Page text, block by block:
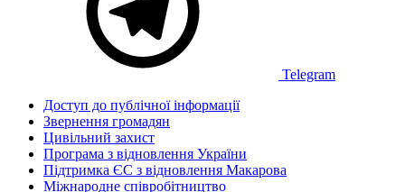
Telegram
Доступ до публічної інформації
Звернення громадян
Цивільний захист
Програма з відновлення України
Підтримка ЄС з відновлення Макарова
Міжнародне співробітництво